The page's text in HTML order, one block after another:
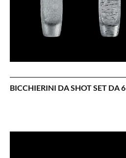
BICCHIERINI DA SHOT SET DA 6